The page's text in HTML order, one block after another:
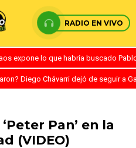
RADIO EN VIVO
expone lo que habría buscado
Diego Chávarri dejó de seguir a
Pan’ en la
(VIDEO)